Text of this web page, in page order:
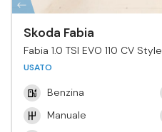
Skoda Fabia
Fabia 1.0 TSI EVO 110 CV Style
USATO
Benzina
Manuale